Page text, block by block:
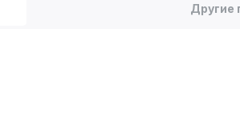
Другие